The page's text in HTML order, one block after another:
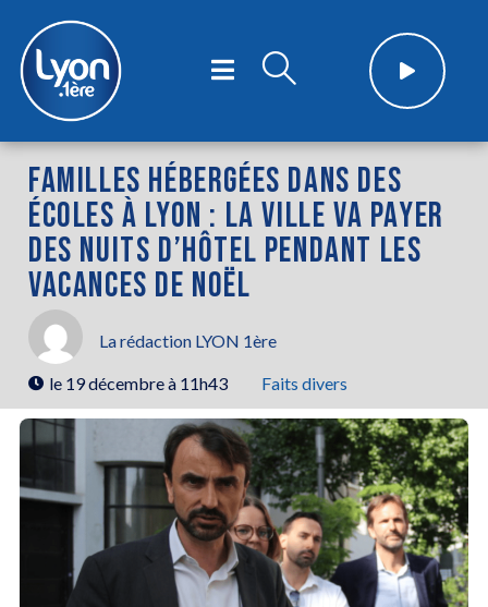
FAMILLES HÉBERGÉES DANS DES
ÉCOLES À LYON : LA VILLE VA PAYER
DES NUITS D’HÔTEL PENDANT LES
VACANCES DE NOËL
La rédaction LYON 1ère
le 19 décembre à 11h43 Faits divers